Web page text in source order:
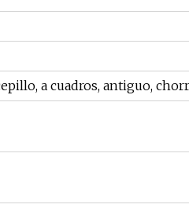
a cuadros, antiguo,